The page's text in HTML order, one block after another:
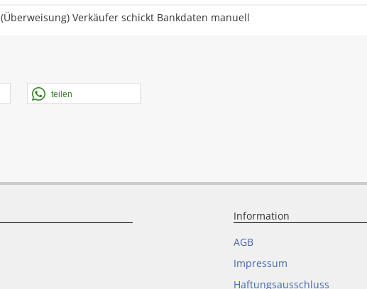
(Überweisung) Verkäufer schickt Bankdaten manuell
teilen
Information
AGB
Impressum
Haftungsausschluss